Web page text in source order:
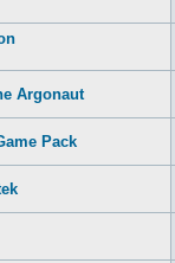
Argonaut
Pack